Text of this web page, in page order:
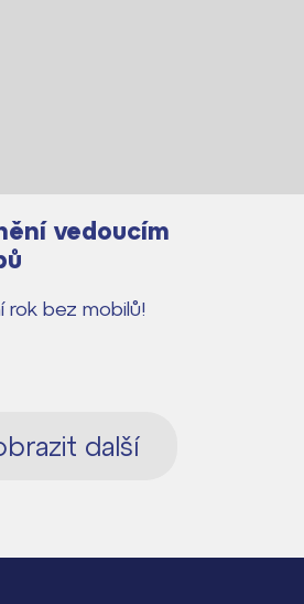
vedoucím
rok bez mobilů!
další